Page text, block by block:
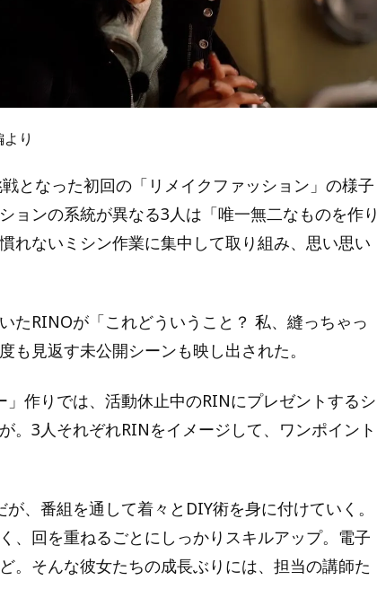
り
となった初回の「リメイクファッション」の様子
ョンの系統が異なる3人は「唯一無二なものを作り
れないミシン作業に集中して取り組み、思い思い
たRINOが「これどういうこと？ 私、縫っちゃっ
も見返す未公開シーンも映し出された。
作りでは、活動休止中のRINにプレゼントするシ
。3人それぞれRINをイメージして、ワンポイント
、番組を通して着々とDIY術を身に付けていく。
、回を重ねるごとにしっかりスキルアップ。電子
。そんな彼女たちの成長ぶりには、担当の講師た